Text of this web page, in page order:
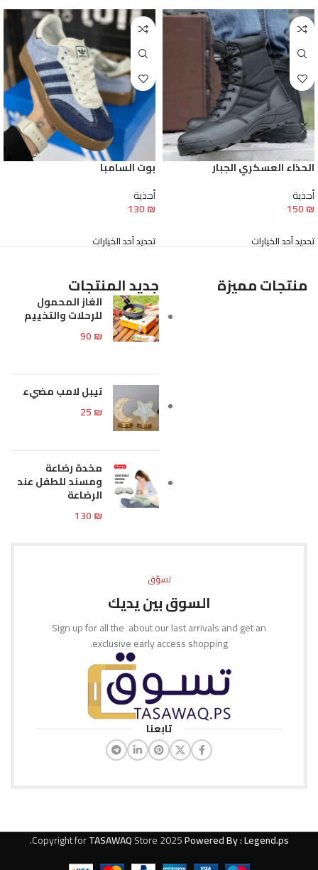
الحذاء العسكري الجبار
أحذية
150₪
تحديد أحد الخيارات
بوت السامبا
أحذية
130₪
تحديد أحد الخيارات
منتجات مميزة جديد المنتجات
الغاز المحمول
للرحلات والتخييم
90₪
تيبل لامب مضيء
25₪
مخدة رضاعة
ومسند للطفل عند
الرضاعة
130₪
تسوّق
السوق بين يديك
Sign up for all the about our last arrivals and get an
exclusive early access shopping.
تابعنا
Copyright forTASAWAQStore2025Powered By : Legend.ps
.